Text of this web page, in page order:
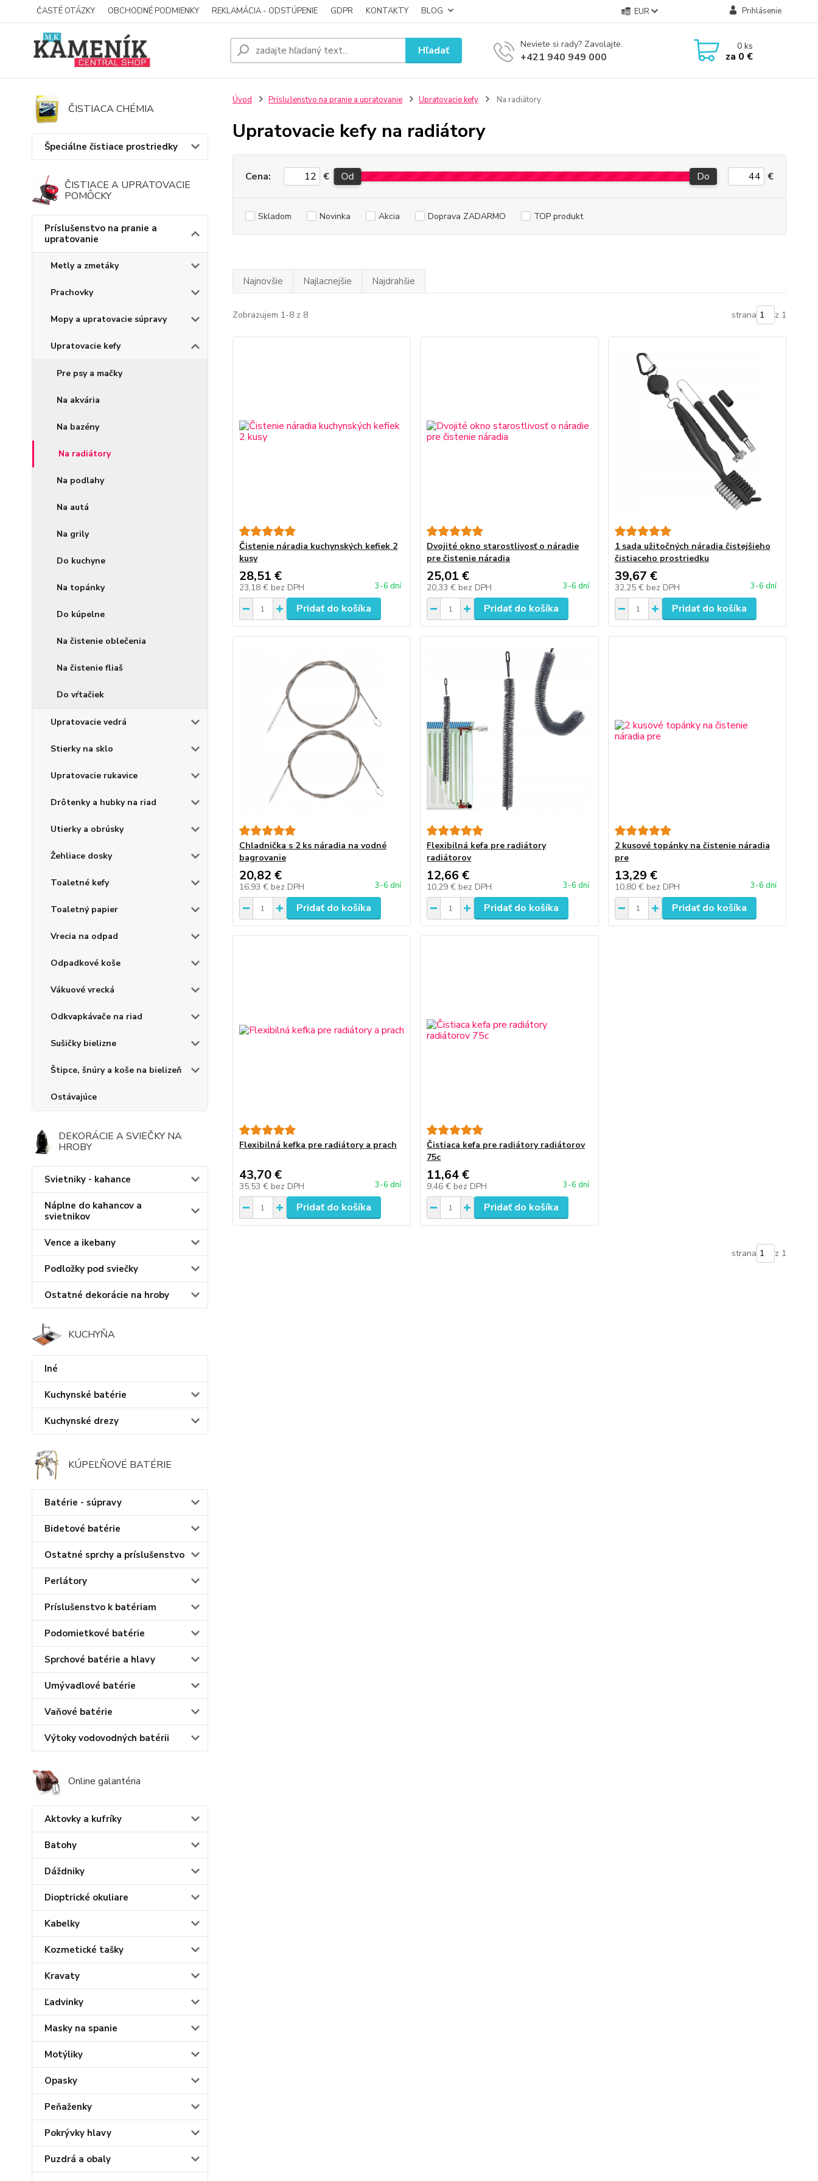
ČASTÉ OTÁZKY OBCHODNÉ PODMIENKY REKLAMÁCIA - ODSTÚPENIE GDPR KONTAKTY BLOG EUR Prihlásenie
Hľadať Neviete si rady? Zavolajte.
+421 940 949 000
0ks
za 0 €
ČISTIACA CHÉMIA
Špeciálne čistiace prostriedky
ČISTIACE A UPRATOVACIE
POMÔCKY
Príslušenstvo na pranie a
upratovanie
Metly a zmetáky
Prachovky
Mopy a upratovacie súpravy
Upratovacie kefy
Pre psy a mačky
Na akvária
Na bazény
Na radiátory
Na podlahy
Na autá
Na grily
Do kuchyne
Na topánky
Do kúpelne
Na čistenie oblečenia
Na čistenie fliaš
Do vŕtačiek
Upratovacie vedrá
Stierky na sklo
Upratovacie rukavice
Drôtenky a hubky na riad
Utierky a obrúsky
Žehliace dosky
Toaletné kefy
Toaletný papier
Vrecia na odpad
Odpadkové koše
Vákuové vrecká
Odkvapkávače na riad
Sušičky bielizne
Štipce, šnúry a koše na bielizeň
Ostávajúce
DEKORÁCIE A SVIEČKY NA
HROBY
Svietniky - kahance
Náplne do kahancov a
svietnikov
Vence a ikebany
Podložky pod sviečky
Ostatné dekorácie na hroby
KUCHYŇA
Iné
Kuchynské batérie
Kuchynské drezy
KÚPEĽŇOVÉ BATÉRIE
Batérie - súpravy
Bidetové batérie
Ostatné sprchy a príslušenstvo
Perlátory
Príslušenstvo k batériam
Podomietkové batérie
Sprchové batérie a hlavy
Umývadlové batérie
Vaňové batérie
Výtoky vodovodných batérii
Online galantéria
Aktovky a kufríky
Batohy
Dáždniky
Dioptrické okuliare
Kabelky
Kozmetické tašky
Kravaty
Ľadvinky
Masky na spanie
Motýliky
Opasky
Peňaženky
Pokrývky hlavy
Puzdrá a obaly
Úvod Príslušenstvo na pranie a upratovanie Upratovacie kefy Na radiátory
Upratovacie kefy na radiátory
Cena: € Od Do €
Skladom Novinka Akcia Doprava ZADARMO TOP produkt
Najnovšie Najlacnejšie Najdrahšie
Zobrazujem 1-8 z 8 strana z 1
Čistenie náradia kuchynských kefiek 2
kusy
28,51 €
23,18 € bez DPH 3-6 dní
Pridať do košíka
Dvojité okno starostlivosť o náradie
pre čistenie náradia
25,01 €
20,33 € bez DPH 3-6 dní
Pridať do košíka
1 sada užitočných náradia čistejšieho
čistiaceho prostriedku
39,67 €
32,25 € bez DPH 3-6 dní
Pridať do košíka
Chladnička s 2 ks náradia na vodné
bagrovanie
20,82 €
16,93 € bez DPH 3-6 dní
Pridať do košíka
Flexibilná kefa pre radiátory
radiátorov
12,66 €
10,29 € bez DPH 3-6 dní
Pridať do košíka
2 kusové topánky na čistenie náradia
pre
13,29 €
10,80 € bez DPH 3-6 dní
Pridať do košíka
Flexibilná kefka pre radiátory a prach
43,70 €
35,53 € bez DPH 3-6 dní
Pridať do košíka
Čistiaca kefa pre radiátory radiátorov
75c
11,64 €
9,46 € bez DPH 3-6 dní
Pridať do košíka
strana z 1